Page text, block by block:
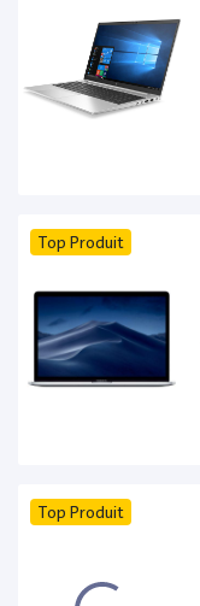
Top Produit
Top Produit